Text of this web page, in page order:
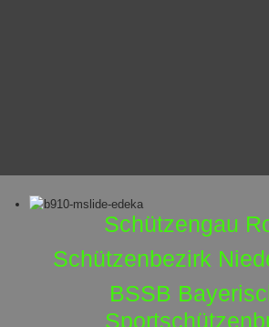
Schützengau
Schützenbezirk
BSSB